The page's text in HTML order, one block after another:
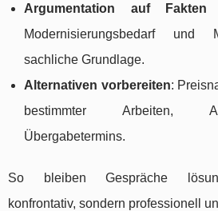
Argumentation auf Fakten
Modernisierungsbedarf und
sachliche Grundlage.
Alternativen vorbereiten:
bestimmter Arbeiten,
Übergabetermins.
So bleiben Gespräche
konfrontativ, sondern professionell